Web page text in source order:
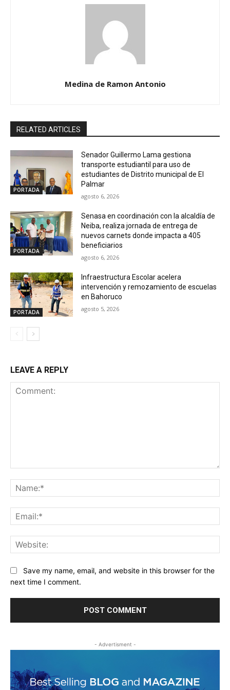
Medina de Ramon Antonio
RELATED ARTICLES
PORTADA
Senador Guillermo Lama gestiona
transporte estudiantil para uso de
estudiantes de Distrito municipal de El
Palmar
agosto 6, 2026
PORTADA
Senasa en coordinación con la alcaldía de
Neiba, realiza jornada de entrega de
nuevos carnets donde impacta a 405
beneficiarios
agosto 6, 2026
PORTADA
Infraestructura Escolar acelera
intervención y remozamiento de escuelas
en Bahoruco
agosto 5, 2026
LEAVE A REPLY
Save my name, email, and website in this browser for the
next time I comment.
- Advertisment -